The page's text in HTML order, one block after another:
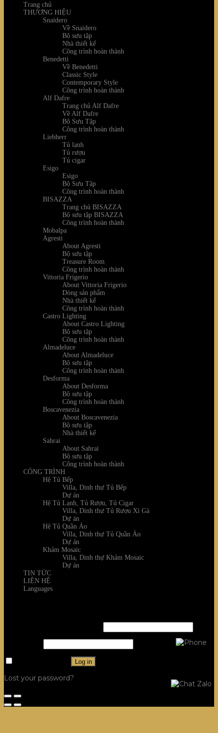
Trang chủ
THƯƠNG HIỆU
Snaidero
Về Snaidero
Bộ sưu tập
Nhà thiết kế
Công trình hoàn thành
Benedetti
Về Benedetti
Classic Style
Contemporary Style
Công trình hoàn thành
Alf Dafre
Trang chủ Alf Dafre
Về Alf Dafre
Bộ Sưu Tập
Công trình hoàn thành
Liebherr
Tủ lạnh
Tủ rượu
Tủ cigar
Esigo
Esigo
Bộ Sưu Tập
Công trình hoàn thành
BISAZZA
Trang chủ BISAZZA
Bộ sưu tập BISAZZA
Công trình hoàn thành
Mobalpa
Agresti
About Agresti
Bộ sưu tập
Treasure Room
Công trình hoàn thành
Vittoria Frigerio
About Vittoria Frigerio
Dòng sản phẩm
Nhà thiết kế
Công trình hoàn thành
Castro Lighting
About Castro Lighting
Bộ sưu tập
Công trình hoàn thành
Almadeluce
About Almadeluce
Bộ sưu tập
Công trình hoàn thành
Desforma
About Desforma
Bộ sưu tập
Công trình hoàn thành
Boscavenezia
About Boscavenezia
Bộ sưu tập
Nhà thiết kế
Sahrai
About Sahrai
Bộ sưu tập
Công trình hoàn thành
CÔNG TRÌNH
Hệ Tủ Bếp
Villa, Dinh thự Tủ Bếp
Dự án
Hệ Tủ Lạnh, Tủ Rượu, Tủ Cigar
Villa, Dinh thự Tủ Rượu Xì Gà
Dự án
Hệ Tủ Quần Áo
Villa, Dinh thự Tủ Quần Áo
Dự án
Khảm Mosaic
Villa, Dinh thự Khảm Mosaic
Dự án
TIN TỨC
LIÊN HỆ
Languages
Log in
Lost your password?